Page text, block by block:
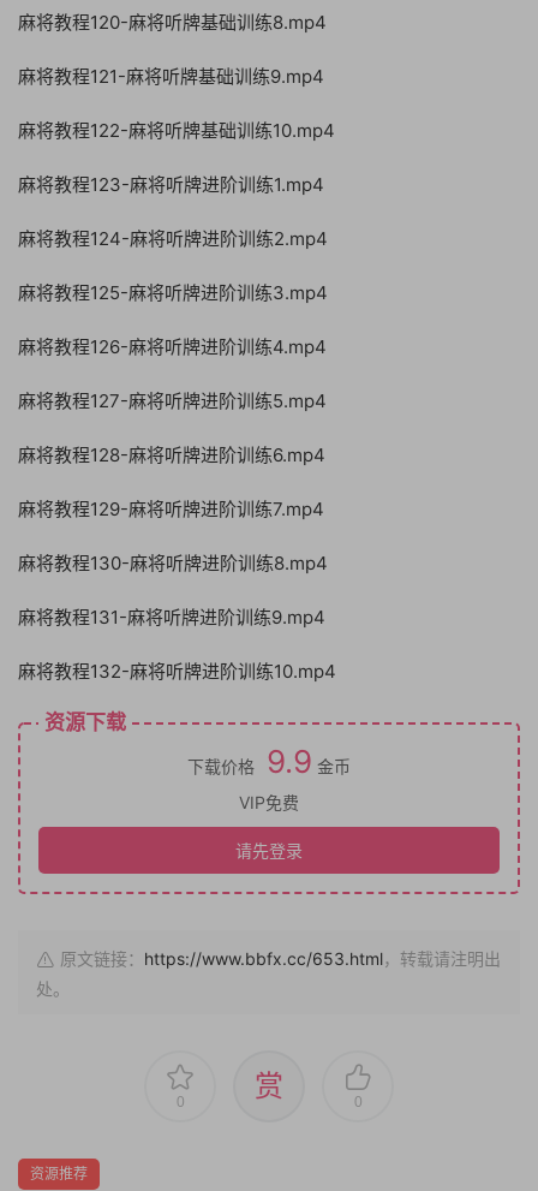
麻将教程120-麻将听牌基础训练8.mp4
麻将教程121-麻将听牌基础训练9.mp4
麻将教程122-麻将听牌基础训练10.mp4
麻将教程123-麻将听牌进阶训练1.mp4
麻将教程124-麻将听牌进阶训练2.mp4
麻将教程125-麻将听牌进阶训练3.mp4
麻将教程126-麻将听牌进阶训练4.mp4
麻将教程127-麻将听牌进阶训练5.mp4
麻将教程128-麻将听牌进阶训练6.mp4
麻将教程129-麻将听牌进阶训练7.mp4
麻将教程130-麻将听牌进阶训练8.mp4
麻将教程131-麻将听牌进阶训练9.mp4
麻将教程132-麻将听牌进阶训练10.mp4
资源下载
下载价格 9.9 金币
VIP免费
请先登录
原文链接： https://www.bbfx.cc/653.html，转载请注明出
处。
0 赏 0
资源推荐